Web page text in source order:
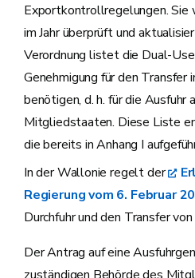
Exportkontrollregelungen. Sie
im Jahr überprüft und
Verordnung listet die Dual-
Genehmigung für den Transfer
benötigen, d. h. für die Ausfuhr
Mitgliedstaaten. Diese Liste
die bereits in Anhang I
In der Wallonie regelt der
Regierung vom 6. Februar
Durchfuhr und den Transfer
Der Antrag auf eine